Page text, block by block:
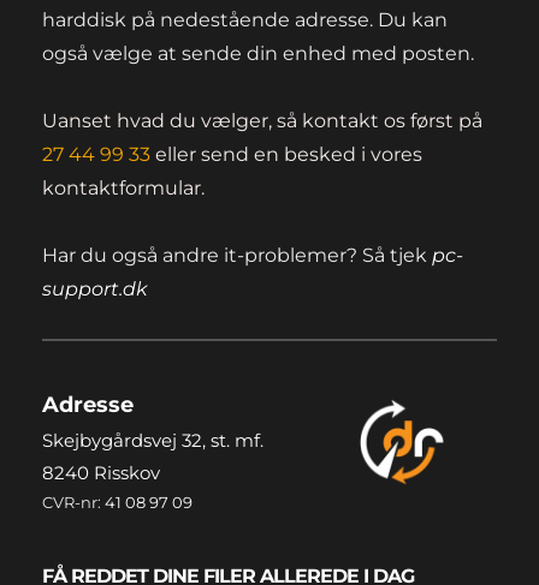
harddisk på nedestående adresse. Du kan
også vælge at sende din enhed med posten.
27 44 99 33 eller send en besked i vores
kontaktformular.
Har du også andre it-problemer? Så tjek pc-
support.dk
Adresse
Skejbygårdsvej 32, st. mf.
8240 Risskov
CVR-nr: 41 08 97 09
FÅ REDDET DINE FILER ALLEREDE I DAG